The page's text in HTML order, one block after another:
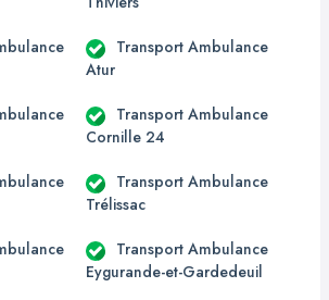
Transport Ambulance
Atur
Transport Ambulance
Cornille 24
Transport Ambulance
Trélissac
Transport Ambulance
Eygurande-et-Gardedeuil